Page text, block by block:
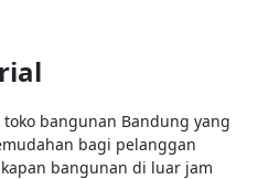
bangunan Bandung yang
bagi pelanggan
bangunan di luar jam